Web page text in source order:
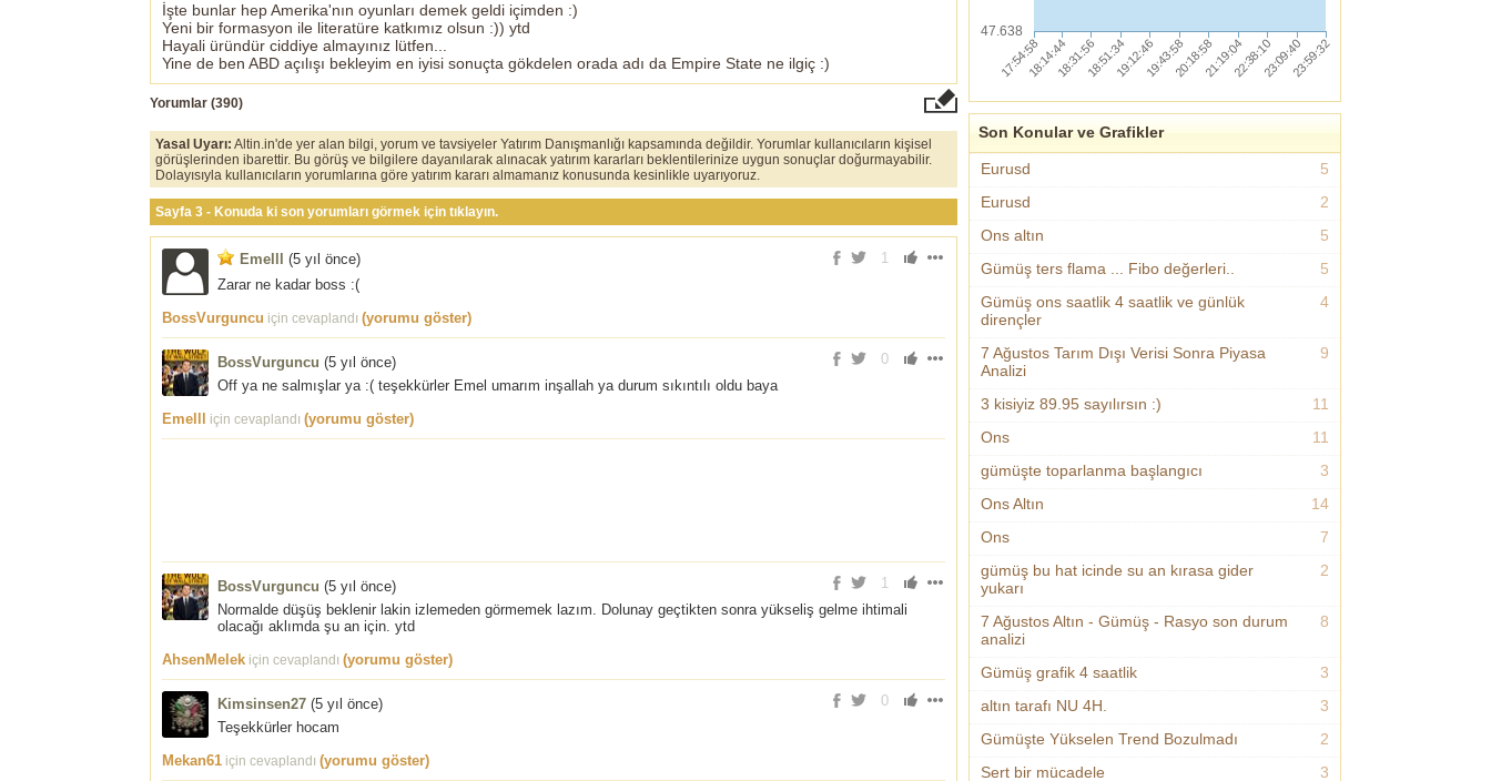
İşte bunlar hep Amerika'nın oyunları demek geldi içimden :)
Yeni bir formasyon ile literatüre katkımız olsun :)) ytd
Hayali üründür ciddiye almayınız lütfen...
Yine de ben ABD açılışı bekleyim en iyisi sonuçta gökdelen orada adı da Empire State ne ilgiç :)
Yorumlar (390)
Yasal Uyarı: Altin.in'de yer alan bilgi, yorum ve tavsiyeler Yatırım Danışmanlığı kapsamında değildir. Yorumlar kullanıcıların kişisel
görüşlerinden ibarettir. Bu görüş ve bilgilere dayanılarak alınacak yatırım kararları beklentilerinize uygun sonuçlar doğurmayabilir.
Dolayısıyla kullanıcıların yorumlarına göre yatırım kararı almamanız konusunda kesinlikle uyarıyoruz.
Sayfa 3 - Konuda ki son yorumları görmek için tıklayın.
1
Emelll (5 yıl önce)
Zarar ne kadar boss :(
BossVurguncu için cevaplandı (yorumu göster)
0
BossVurguncu (5 yıl önce)
Off ya ne salmışlar ya :( teşekkürler Emel umarım inşallah ya durum sıkıntılı oldu baya
Emelll
için cevaplandı (yorumu göster)
1
BossVurguncu (5 yıl önce)
Normalde düşüş beklenir lakin izlemeden görmemek lazım. Dolunay geçtikten sonra yükseliş gelme ihtimali
olacağı aklımda şu an için. ytd
AhsenMelek için cevaplandı (yorumu göster)
0
Kimsinsen27 (5 yıl önce)
Teşekkürler hocam
Mekan61 için cevaplandı (yorumu göster)
47.638
Son Konular ve Grafikler
Eurusd
5
Eurusd
2
Ons altın
5
Gümüş ters flama ... Fibo değerleri..
5
Gümüş ons saatlik 4 saatlik ve günlük
dirençler
4
7 Ağustos Tarım Dışı Verisi Sonra Piyasa
Analizi
9
3 kisiyiz 89.95 sayılırsın :)
11
Ons
11
gümüşte toparlanma başlangıcı
3
Ons Altın
14
Ons
7
gümüş bu hat icinde su an kırasa gider
yukarı
2
7 Ağustos Altın - Gümüş - Rasyo son durum
analizi
8
Gümüş grafik 4 saatlik
3
altın tarafı NU 4H.
3
Gümüşte Yükselen Trend Bozulmadı
2
Sert bir mücadele
3